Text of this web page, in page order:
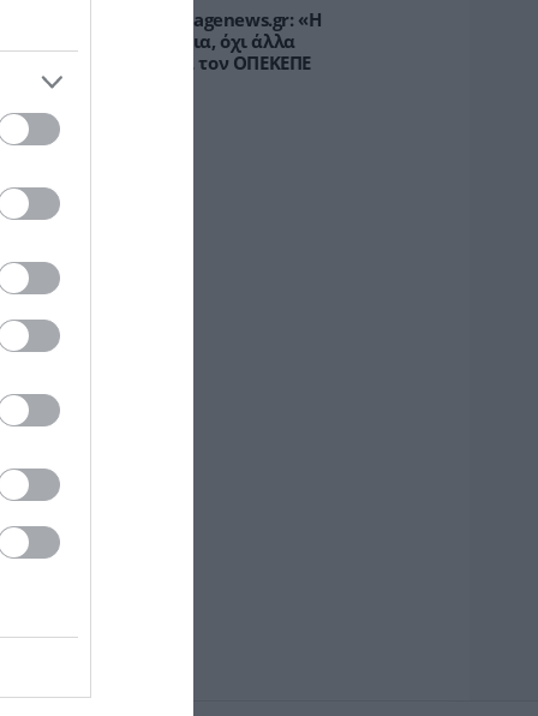
Μυρτώ Κοροβέση στο pagenews.gr: «Η
κοινωνία ζητά διαφάνεια, όχι άλλα
σκάνδαλα» – Τι λέει για τον ΟΠΕΚΕΠΕ